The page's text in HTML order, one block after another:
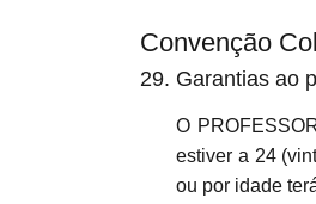
Convenção
29. Garantias ao
O
estiver a 24
ou por idade